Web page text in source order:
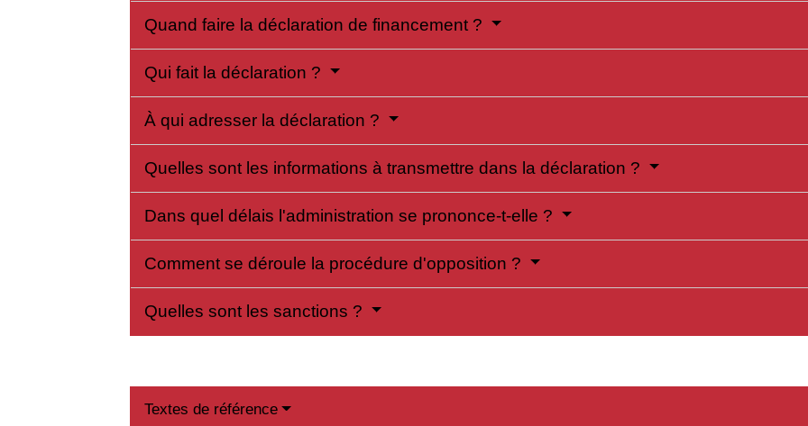
Quand faire la déclaration de financement ?
Qui fait la déclaration ?
À qui adresser la déclaration ?
Quelles sont les informations à transmettre dans la déclaration ?
Dans quel délais l'administration se prononce-t-elle ?
Comment se déroule la procédure d'opposition ?
Quelles sont les sanctions ?
Textes de référence